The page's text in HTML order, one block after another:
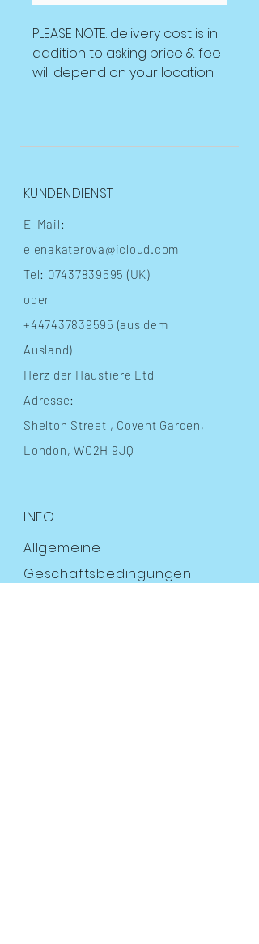
PLEASE NOTE: delivery cost is in
addition to asking price & fee
will depend on your location
KUNDENDIENST
E-Mail:
elenakaterova@icloud.com
Tel: 07437839595 (UK)
oder
+447437839595 (aus dem
Ausland)
Herz der Haustiere Ltd
Adresse:
Shelton Street , Covent Garden,
London, WC2H 9JQ
INFO
Allgemeine
Geschäftsbedingungen